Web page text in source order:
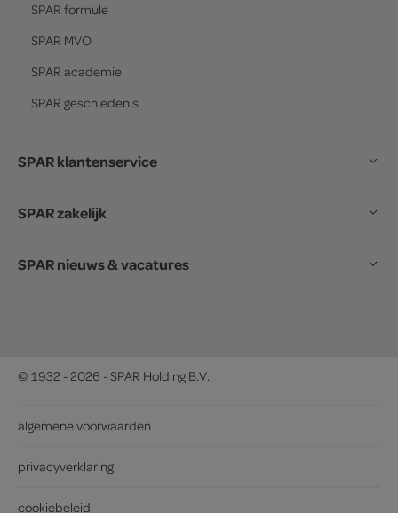
SPAR formule
SPAR MVO
SPAR academie
SPAR geschiedenis
SPAR klantenservice
SPAR zakelijk
SPAR nieuws & vacatures
© 1932 - 2026 - SPAR Holding B.V.
algemene voorwaarden
privacyverklaring
cookiebeleid